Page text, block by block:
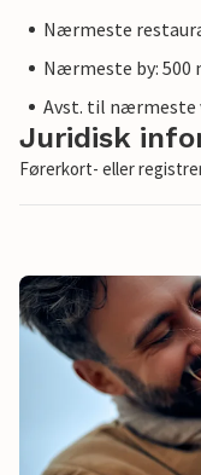
Nærmeste
Nærmeste by: 500
Avst. til nærmeste
Juridisk
Førerkort- eller